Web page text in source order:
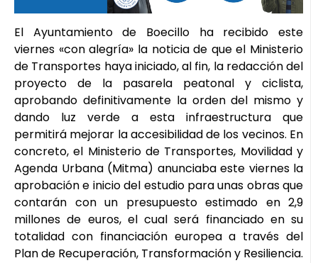
El Ayuntamiento de Boecillo ha recibido este
viernes «con alegría» la noticia de que el Ministerio
de Transportes haya iniciado, al fin, la redacción del
proyecto de la pasarela peatonal y ciclista,
aprobando definitivamente la orden del mismo y
dando luz verde a esta infraestructura que
permitirá mejorar la accesibilidad de los vecinos. En
concreto, el Ministerio de Transportes, Movilidad y
Agenda Urbana (Mitma) anunciaba este viernes la
aprobación e inicio del estudio para unas obras que
contarán con un presupuesto estimado en 2,9
millones de euros, el cual será financiado en su
totalidad con financiación europea a través del
Plan de Recuperación, Transformación y Resiliencia.